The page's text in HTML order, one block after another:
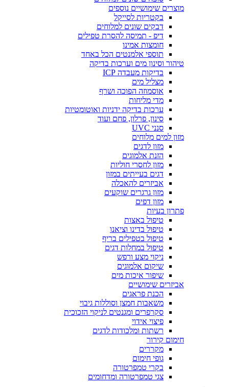
מוצרים שימושיים נוספים
בקטריות לסייקל
דבקים שונים למלוחים
דיפ - תמיסה להסרת טפילים
חומצות אמינו
תוספי אלמנטים הכל באחד
טיהור וסינון מים וערכות בדיקה
בדיקות מעבדה ICP
מצליל מים
אוסמוזה הפוכה ושרף
מדי מליחות
ערכות בדיקה ידניות ואוטומטיות
סינון, פרלון, פחם ועוד
סנני UVC
מזון למים מלוחים
מזון לדגים
הזנת אלמוגים
מזון לחסרי חוליות
דגים בעייתים במזון
אביזרים להאכלה
מזון גרגרים שוקעים
מזון דפים
פתרון בעיות
טיפול באצות
טיפול בדינו וציאנו
טיפול בטפילים בריף
טיפול במחלות דגים
ניקוי מצע ורפש
שיקום אלמוגים
שיפור איכות מים
אביזרים שימושיים
הכנת פראגים
משאבות חמצן וסוללות גיבוי
סקרפרים ומגנטים לניקוי הזכוכית
פיצוי אידוי
רשתות ומלכודות לדגים
חימום קירור
מקררים
גופי חימום
בקרי טמפרטורה
צגי טמפרטורה ומדחומים